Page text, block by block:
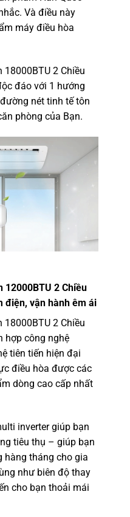
Và điều này
máy điều hòa
2 Chiều
đáo với 1 hướng
nét tinh tế tôn
phòng của Bạn.
12000BTU 2 Chiều
điện, vận hành êm ái
2 Chiều
hợp công nghệ
tiên tiến hiện đại
điều hòa được các
dòng cao cấp nhất
inverter giúp bạn
tiêu thụ – giúp bạn
hàng tháng cho gia
như biên độ thay
cho bạn thoải mái